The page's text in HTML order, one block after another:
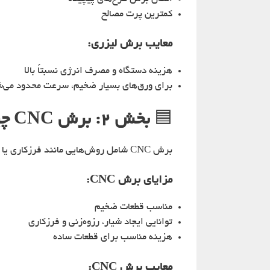
کمترین پرت مصالح
معایب برش لیزری:
هزینه دستگاه و مصرف انرژی نسبتاً بالا
برای ورق‌های بسیار ضخیم، سرعت محدود
🟦 بخش ۲: برش CNC چیست؟
برش CNC شامل روش‌هایی مانند فرزکاری یا برش پلاسماست که دستگاه با کنترل عددی، مسیر ابزار را دنبال می‌کند.
مزایای برش CNC:
مناسب قطعات ضخیم
توانایی ایجاد شیار، رزوه‌زنی و فرزکاری
هزینه مناسب برای قطعات ساده